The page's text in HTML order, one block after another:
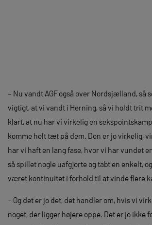
– Nu vandt AGF også over Nordsjælland, så
vigtigt, at vi vandt i Herning, så vi holdt trit
klart, at nu har vi virkelig en
komme helt tæt på dem. Den er jo virkelig,
har vi haft en lang fase, hvor vi har vundet
så spillet nogle uafgjorte og tabt en enkelt,
været kontinuitet i forhold til at vinde flere
– Og det er jo det, det handler om, hvis vi
noget, der ligger højere oppe. Det er jo ikke